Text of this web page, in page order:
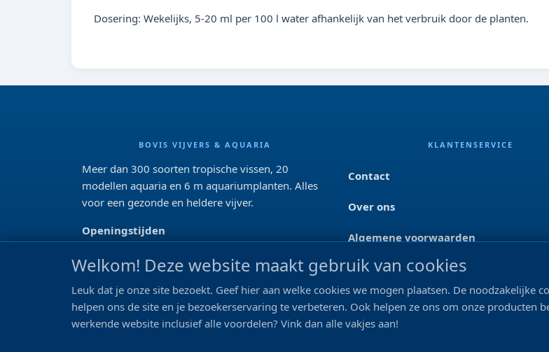
Dosering: Wekelijks, 5-20 ml per 100 l water afhankelijk van het verbruik door de planten.
BOVIS VIJVERS & AQUARIA
Meer dan 300 soorten tropische vissen, 20
modellen aquaria en 6 m aquariumplanten. Alles
voor een gezonde en heldere vijver.
Openingstijden
Za: 09:00 - 17:00
REVIEWS
KLANTENSERVICE
Contact
Over ons
Algemene voorwaarden
Privacyverklaring
Blog & tips
Merken
Welkom! Deze website maakt gebruik van cookies
Leuk dat je onze site bezoekt. Geef hier aan welke cookies we mogen plaatsen. De noodzakelijke
helpen ons de site en je bezoekerservaring te verbeteren. Ook helpen ze ons om onze producten
werkende website inclusief alle voordelen? Vink dan alle vakjes aan!